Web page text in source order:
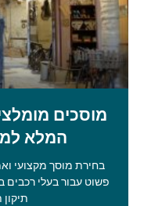
מוסכים
המלא
בחירת מוסך מקצועי
פשוט עבור בעלי רכבים